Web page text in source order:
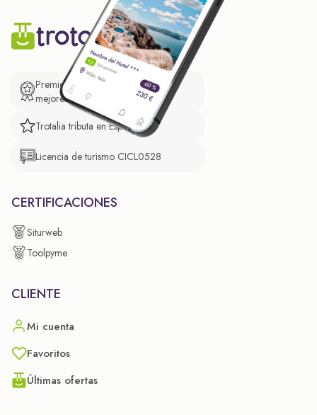
Premio de El Confidencial a las
mejores prácticas empresariales.
Trotalia tributa en España
Licencia de turismo CICL0528
CERTIFICACIONES
Siturweb
Toolpyme
CLIENTE
Mi cuenta
Favoritos
Últimas ofertas